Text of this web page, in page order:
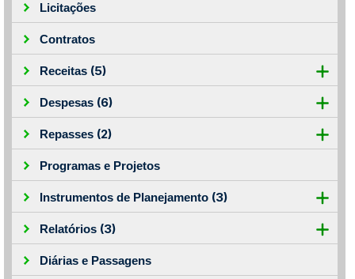
Licitações
Contratos
Receitas (5)
Despesas (6)
Repasses (2)
Programas e Projetos
Instrumentos de Planejamento (3)
Relatórios (3)
Diárias e Passagens